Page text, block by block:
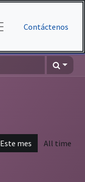
Contáctenos
Este mes All time